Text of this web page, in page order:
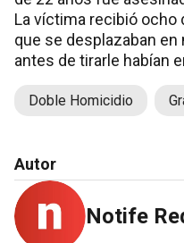
La víctima recibió ocho
que se desplazaban
antes de tirarle habían
Doble Homicidio
Autor
Notife